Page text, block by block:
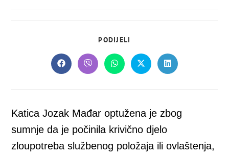
PODIJELI
CONTENT
Opens
in
Opens
in
Opens
in
Opens
in
Opens
in
Katica Jozak Mađar optužena je zbog
sumnje da je počinila krivično djelo
zloupotreba službenog položaja ili ovlaštenja,